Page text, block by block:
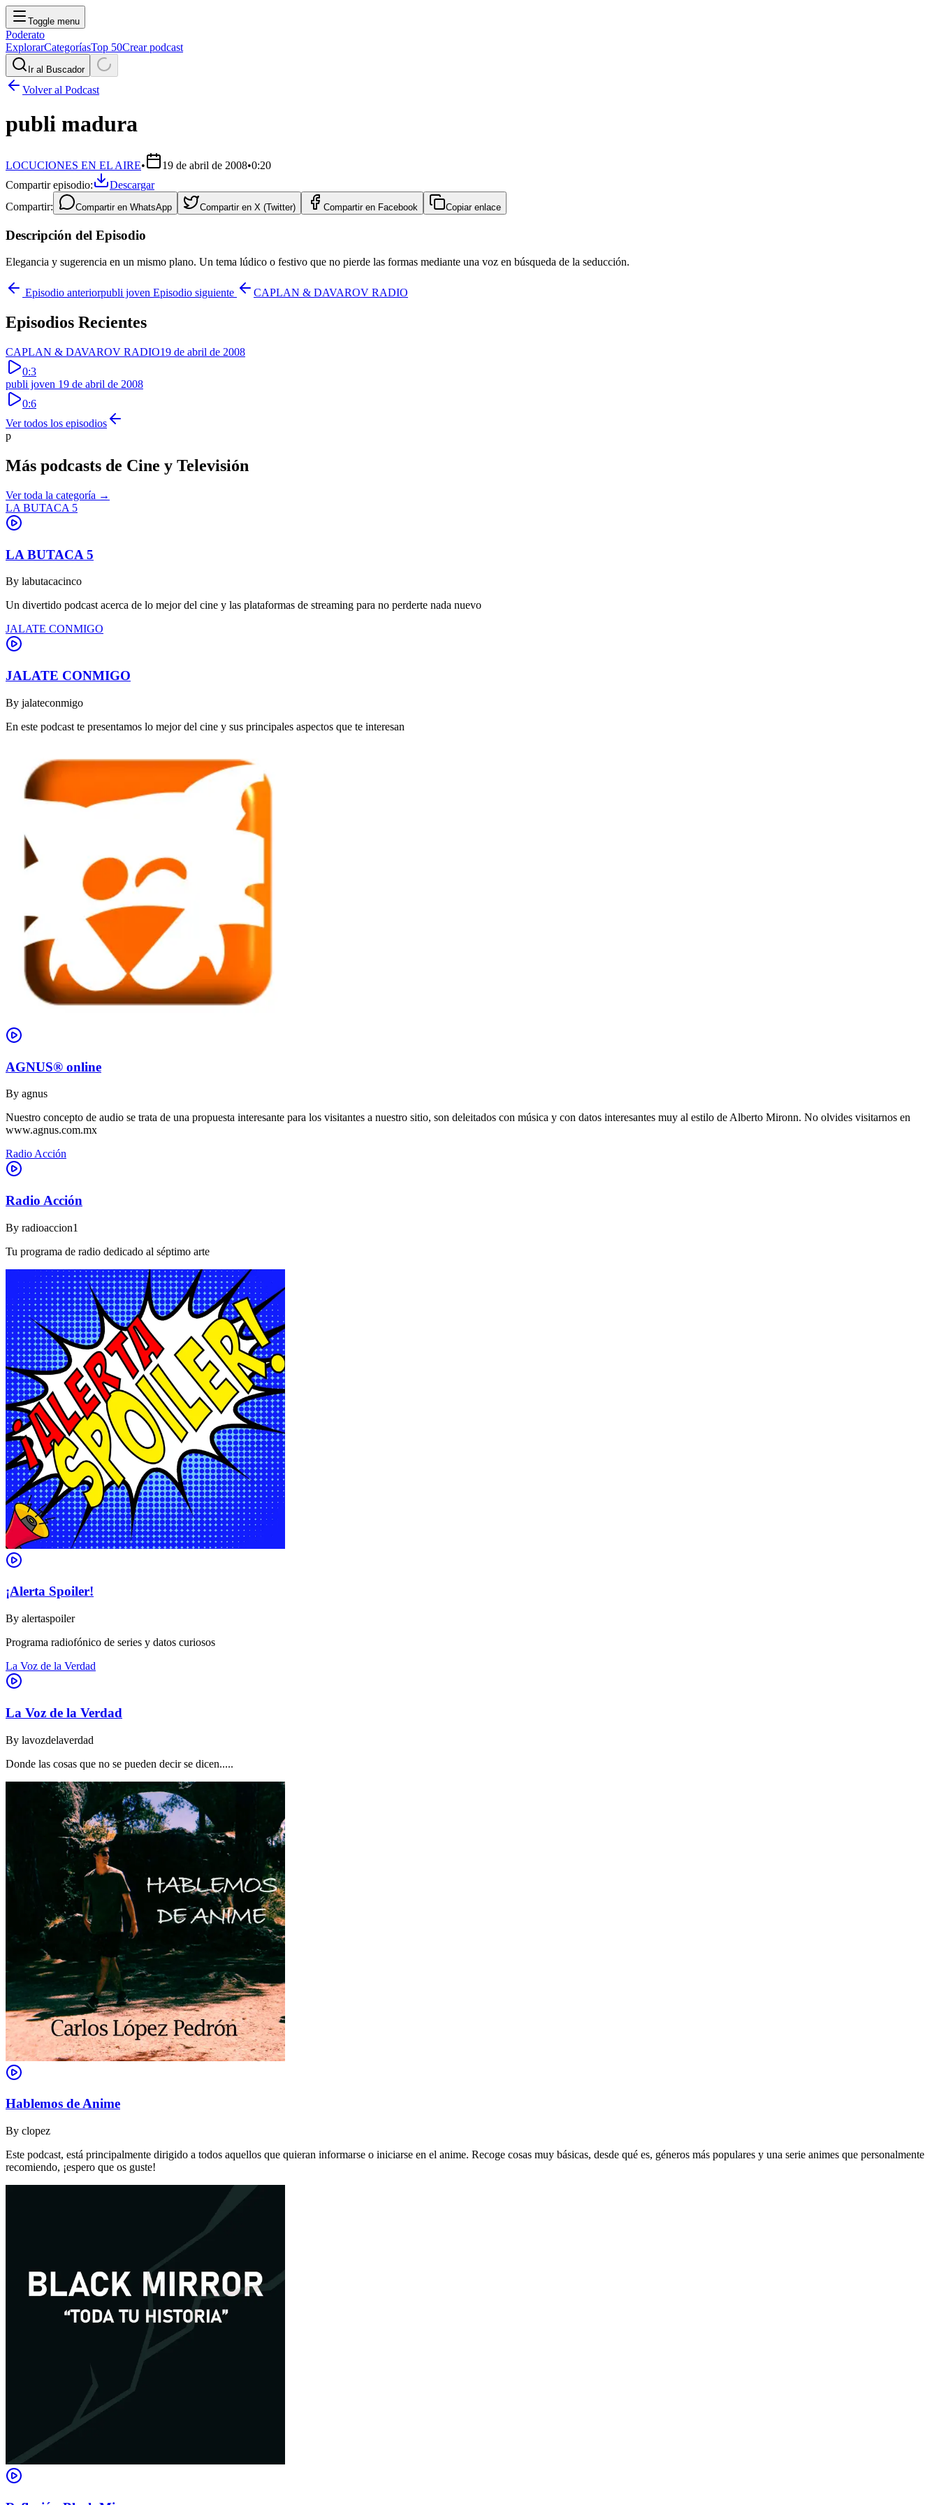
Toggle menu
Poderato
ExplorarCategoríasTop 50Crear podcast
Ir al Buscador
Volver al Podcast
publi madura
LOCUCIONES EN EL AIRE• 19 de abril de 2008•0:20
Compartir episodio:
Descargar
Compartir:
Compartir en WhatsApp Compartir en X (Twitter) Compartir en Facebook Copiar enlace
Descripción del Episodio
Elegancia y sugerencia en un mismo plano. Un tema lúdico o festivo que no pierde las formas mediante una voz en búsqueda de la seducción.
Episodio anteriorpubli joven Episodio siguiente CAPLAN & DAVAROV RADIO
Episodios Recientes
CAPLAN & DAVAROV RADIO19 de abril de 2008
0:3
publi joven 19 de abril de 2008
0:6
Ver todos los episodios
p
Más podcasts de Cine y Televisión
Ver toda la categoría →
LA BUTACA 5
LA BUTACA 5
By labutacacinco
Un divertido podcast acerca de lo mejor del cine y las plataformas de streaming para no perderte nada nuevo
JALATE CONMIGO
JALATE CONMIGO
By jalateconmigo
En este podcast te presentamos lo mejor del cine y sus principales aspectos que te interesan
AGNUS® online
By agnus
Nuestro concepto de audio se trata de una propuesta interesante para los visitantes a nuestro sitio, son deleitados con música y con datos interesantes muy al estilo de Alberto Mironn. No olvides visitarnos en
www.agnus.com.mx
Radio Acción
Radio Acción
By radioaccion1
Tu programa de radio dedicado al séptimo arte
¡Alerta Spoiler!
By alertaspoiler
Programa radiofónico de series y datos curiosos
La Voz de la Verdad
La Voz de la Verdad
By lavozdelaverdad
Donde las cosas que no se pueden decir se dicen.....
Hablemos de Anime
By clopez
Este podcast, está principalmente dirigido a todos aquellos que quieran informarse o iniciarse en el anime. Recoge cosas muy básicas, desde qué es, géneros más populares y una serie animes que personalmente
recomiendo, ¡espero que os guste!